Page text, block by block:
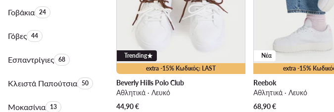
ΓοβάκιαΑριθμός προϊόντων:
24
ΓόβεςΑριθμός προϊόντων:
44
ΕσπαντρίγιεςΑριθμός προϊόντων:
68
Κλειστά ΠαπούτσιαΑριθμός προϊόντων:
50
ΜοκασίνιαΑριθμός προϊόντων:
13
extra -15% Κωδικός: LAST
Trending
Beverly Hills Polo Club
Αθλητικά · Λευκό
44,90€
extra -15%
Νέα
Reebok
Αθλητικά · Λευκό
68,90€